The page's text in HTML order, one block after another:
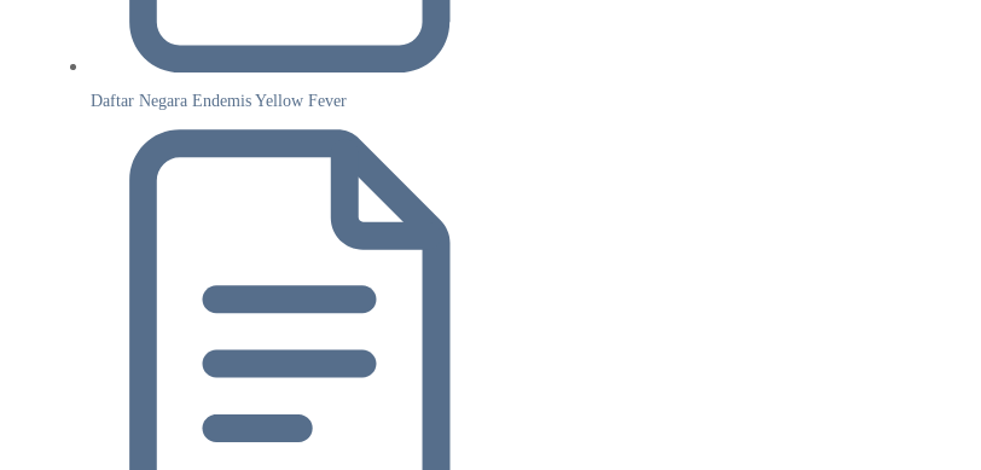
Daftar Negara Endemis Yellow Fever